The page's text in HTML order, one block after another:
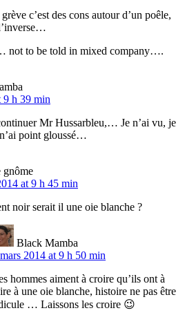
c’est des cons autour d’un poêle,
not to be told in mixed company….
9 h 39 min
Mr Hussarbleu,… Je n’ai vu, je
point gloussé…
gnôme
at 9 h 45 min
noir serait il une oie blanche ?
Black Mamba
2014 at 9 h 50 min
hommes aiment à croire qu’ils ont à
à une oie blanche, histoire ne pas être
… Laissons les croire 😉